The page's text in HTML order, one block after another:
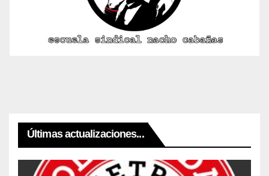
Últimas actualizaciones...